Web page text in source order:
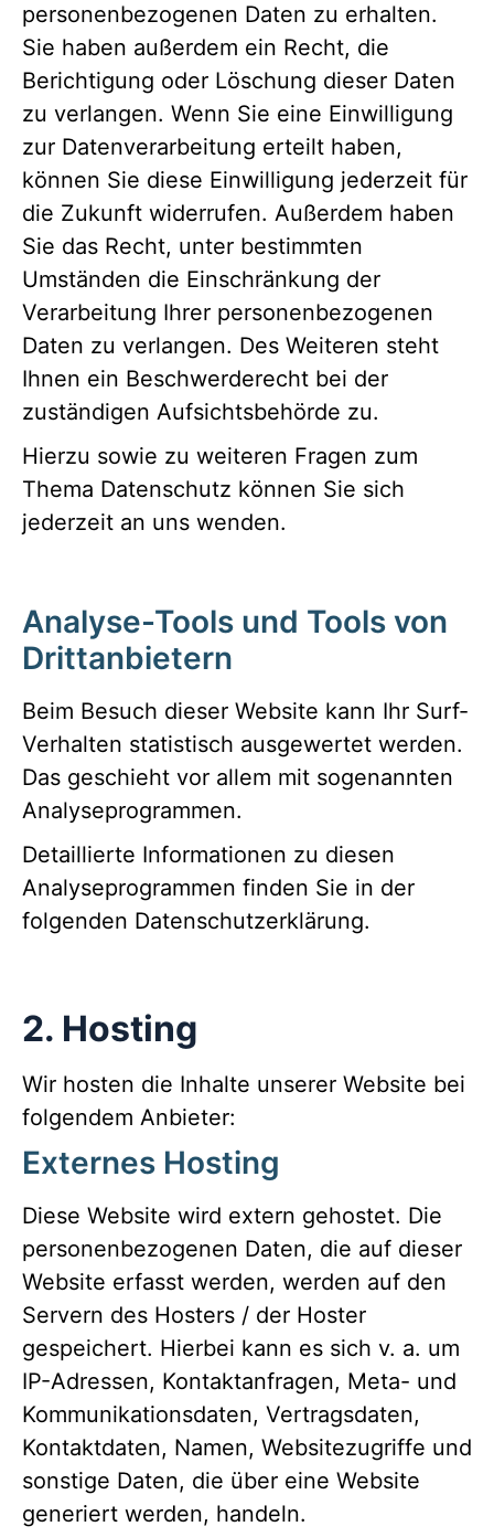
personenbezogenen Daten zu erhalten.
Sie haben außerdem ein Recht, die
Berichtigung oder Löschung dieser Daten
zu verlangen. Wenn Sie eine Einwilligung
zur Datenverarbeitung erteilt haben,
können Sie diese Einwilligung jederzeit für
die Zukunft widerrufen. Außerdem haben
Sie das Recht, unter bestimmten
Umständen die Einschränkung der
Verarbeitung Ihrer personenbezogenen
Daten zu verlangen. Des Weiteren steht
Ihnen ein Beschwerderecht bei der
zuständigen Aufsichtsbehörde zu.
Hierzu sowie zu weiteren Fragen zum
Thema Datenschutz können Sie sich
jederzeit an uns wenden.
Analyse-Tools und Tools von
Dritt­anbietern
Beim Besuch dieser Website kann Ihr Surf-
Verhalten statistisch ausgewertet werden.
Das geschieht vor allem mit sogenannten
Analyseprogrammen.
Detaillierte Informationen zu diesen
Analyseprogrammen finden Sie in der
folgenden Datenschutzerklärung.
2. Hosting
Wir hosten die Inhalte unserer Website bei
folgendem Anbieter:
Externes Hosting
Diese Website wird extern gehostet. Die
personenbezogenen Daten, die auf dieser
Website erfasst werden, werden auf den
Servern des Hosters / der Hoster
gespeichert. Hierbei kann es sich v. a. um
IP-Adressen, Kontaktanfragen, Meta- und
Kommunikationsdaten, Vertragsdaten,
Kontaktdaten, Namen, Websitezugriffe und
sonstige Daten, die über eine Website
generiert werden, handeln.